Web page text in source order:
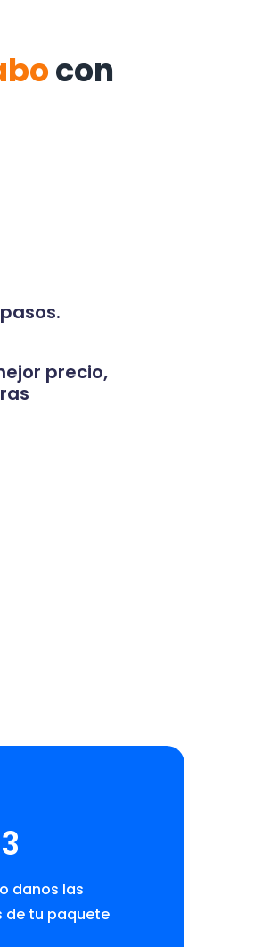
con
precio,
3
danos las
de tu paquete